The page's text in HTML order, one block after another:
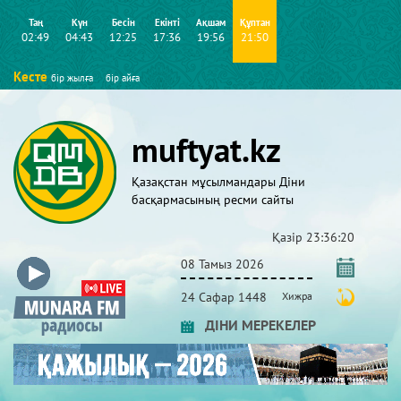
Таң
02:49
Күн
04:43
Бесін
12:25
Екінті
17:36
Ақшам
19:56
Құптан
21:50
Кесте бір жылға бір айға
muftyat.kz
Қазақстан мұсылмандары Діни
басқармасының ресми сайты
Қазір 23:36:20
08 Тамыз 2026
24 Сафар 1448 Хижра
ДІНИ МЕРЕКЕЛЕР